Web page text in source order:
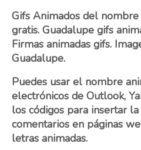
Gifs Animados del
gratis. Guadalupe gifs
Firmas animadas gifs.
Guadalupe.
Puedes usar el nombre
electrónicos de Outlook,
los códigos para insertar
comentarios en páginas
letras animadas.